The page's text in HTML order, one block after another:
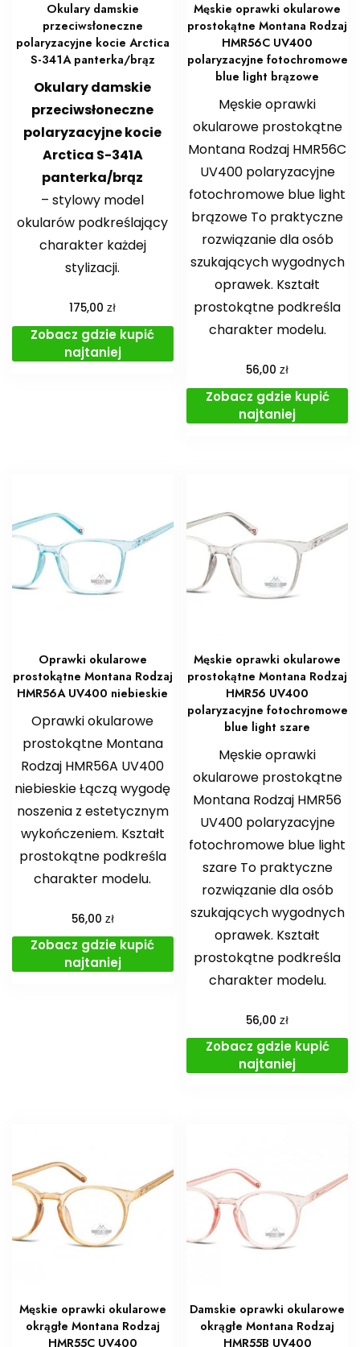
Okulary damskie
przeciwsłoneczne
polaryzacyjne kocie Arctica
S-341A panterka/brąz
Okulary damskie
przeciwsłoneczne
polaryzacyjne kocie
Arctica S-341A
panterka/brąz
– stylowy model
okularów podkreślający
charakter każdej
stylizacji.
175,00zł
Zobacz gdzie kupić
najtaniej
Męskie oprawki okularowe
prostokątne Montana Rodzaj
HMR56C UV400
polaryzacyjne fotochromowe
blue light brązowe
Męskie oprawki
okularowe prostokątne
Montana Rodzaj HMR56C
UV400 polaryzacyjne
fotochromowe blue light
brązowe To praktyczne
rozwiązanie dla osób
szukających wygodnych
oprawek. Kształt
prostokątne podkreśla
charakter modelu.
56,00zł
Zobacz gdzie kupić
najtaniej
Oprawki okularowe
prostokątne Montana Rodzaj
HMR56A UV400 niebieskie
Oprawki okularowe
prostokątne Montana
Rodzaj HMR56A UV400
niebieskie Łączą wygodę
noszenia z estetycznym
wykończeniem. Kształt
prostokątne podkreśla
charakter modelu.
56,00 zł
Zobacz gdzie kupić
najtaniej
Męskie oprawki okularowe
prostokątne Montana Rodzaj
HMR56 UV400
polaryzacyjne fotochromowe
blue light szare
Męskie oprawki
okularowe prostokątne
Montana Rodzaj HMR56
UV400 polaryzacyjne
fotochromowe blue light
szare To praktyczne
rozwiązanie dla osób
szukających wygodnych
oprawek. Kształt
prostokątne podkreśla
charakter modelu.
56,00zł
Zobacz gdzie kupić
najtaniej
Męskie oprawki okularowe
okrągłe Montana Rodzaj
HMR55C UV400
Damskie oprawki okularowe
okrągłe Montana Rodzaj
HMR55B UV400